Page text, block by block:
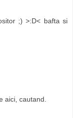
;) >:D< bafta si
aici, cautand.